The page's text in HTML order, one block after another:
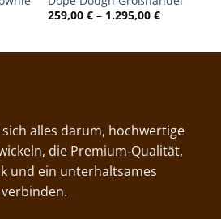
259,00 € – 1.295,00 €
259,00 €
alles darum, hochwertige
die Premium‑Qualität,
und ein unterhaltsames